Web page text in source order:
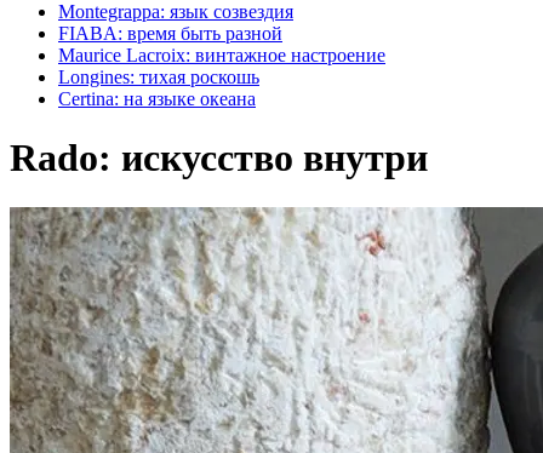
Montegrappa: язык созвездия
FIABA: время быть разной
Maurice Lacroix: винтажное настроение
Longines: тихая роскошь
Certina: на языке океана
Rado: искусство внутри